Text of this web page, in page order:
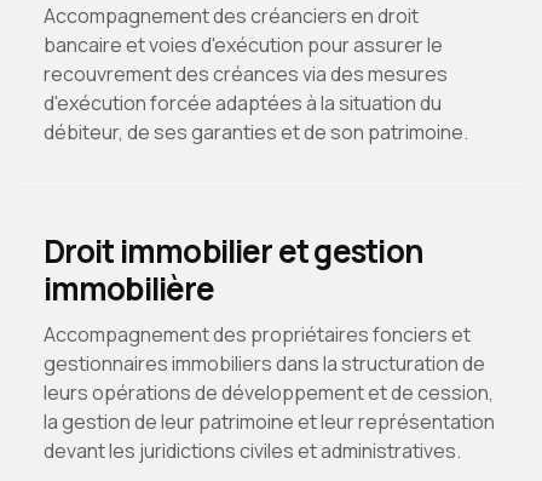
Accompagnement des créanciers en droit
bancaire et voies d'exécution pour assurer le
recouvrement des créances via des mesures
d'exécution forcée adaptées à la situation du
débiteur, de ses garanties et de son patrimoine.
Droit immobilier et gestion
immobilière
Accompagnement des propriétaires fonciers et
gestionnaires immobiliers dans la structuration de
leurs opérations de développement et de cession,
la gestion de leur patrimoine et leur représentation
devant les juridictions civiles et administratives.